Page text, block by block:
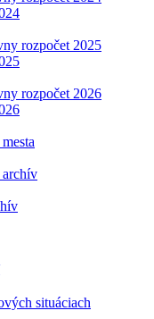
rozpočet 2025
rozpočet 2026
archív
situáciach